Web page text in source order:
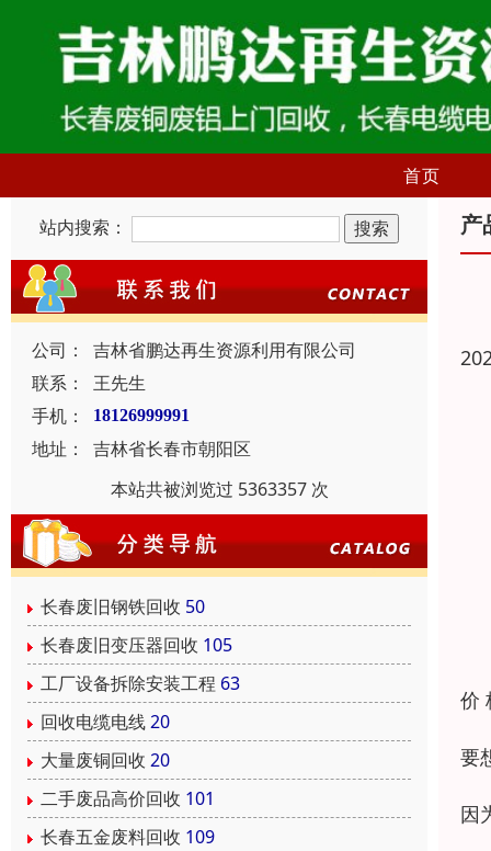
首页
站内搜索：
公司：
吉林省鹏达再生资源利用有限公司
联系：
王先生
手机：
18126999991
地址：
吉林省长春市朝阳区
本站共被浏览过 5363357 次
长春废旧钢铁回收 50
长春废旧变压器回收 105
工厂设备拆除安装工程 63
回收电缆电线20
大量废铜回收 20
二手废品高价回收 101
长春五金废料回收 109
产
价
要
因